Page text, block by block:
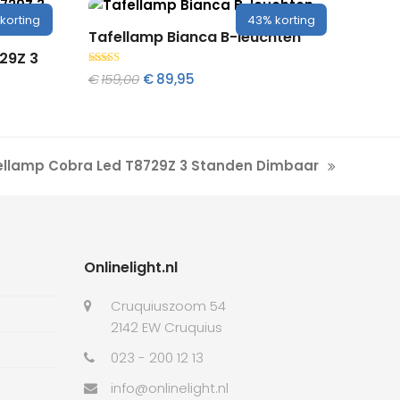
korting
3
Toevoegen aan winkelwagen
43% korting
Tafellamp Bianca B-leuchten
Gewaardeerd
5.00uit 5
€159,00 Oorspronkelijke
€89,95
Cobra Led T8729Z 3 Standen Dimbaar
Onlinelight.nl
Cruquiuszoom 54
2142 EW Cruquius
023 - 200 12 13
info@onlinelight.nl